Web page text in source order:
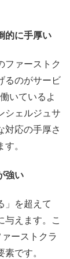
的に手厚い
ファーストク
るのがサービ
いているよ
シェルジュサ
対応の手厚さ
。
強い
」を超えて
与えます。こ
ーストクラ
です。